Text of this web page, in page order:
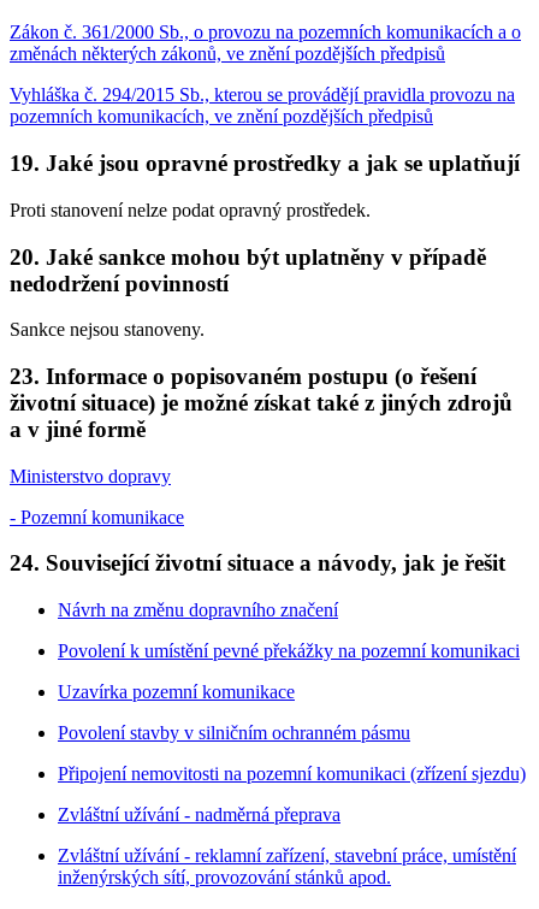
Zákon č. 361/2000 Sb., o provozu na pozemních komunikacích a o
změnách některých zákonů, ve znění pozdějších předpisů
Vyhláška č. 294/2015 Sb., kterou se provádějí pravidla provozu na
pozemních komunikacích, ve znění pozdějších předpisů
19. Jaké jsou opravné prostředky a jak se uplatňují
Proti stanovení nelze podat opravný prostředek.
20. Jaké sankce mohou být uplatněny v případě
nedodržení povinností
Sankce nejsou stanoveny.
23. Informace o popisovaném postupu (o řešení
životní situace) je možné získat také z jiných zdrojů
a v jiné formě
Ministerstvo dopravy
- Pozemní komunikace
24. Související životní situace a návody, jak je řešit
Návrh na změnu dopravního značení
Povolení k umístění pevné překážky na pozemní komunikaci
Uzavírka pozemní komunikace
Povolení stavby v silničním ochranném pásmu
Připojení nemovitosti na pozemní komunikaci (zřízení sjezdu)
Zvláštní užívání - nadměrná přeprava
Zvláštní užívání - reklamní zařízení, stavební práce, umístění
inženýrských sítí, provozování stánků apod.